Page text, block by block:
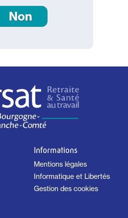
Informations
Mentions légales
Informatique et Libertés
Gestion des cookies